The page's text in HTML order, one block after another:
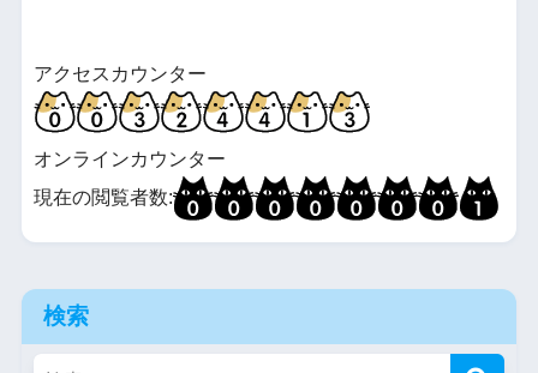
アクセスカウンター
オンラインカウンター
現在の閲覧者数:
検索